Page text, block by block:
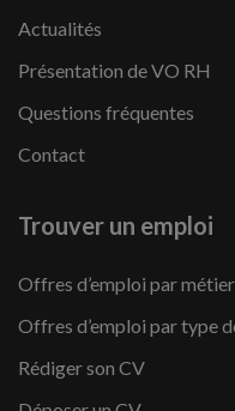
Actualités
Présentation de VO RH
Questions fréquentes
Contact
Trouver un emploi
Offres d’emploi par métier
Offres d’emploi par type
Rédiger son CV